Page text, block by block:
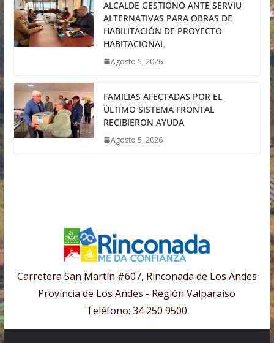
ALCALDE GESTIONÓ ANTE SERVIU
ALTERNATIVAS PARA OBRAS DE
HABILITACIÓN DE PROYECTO
HABITACIONAL
Agosto 5, 2026
FAMILIAS AFECTADAS POR EL
ÚLTIMO SISTEMA FRONTAL
RECIBIERON AYUDA
Agosto 5, 2026
Carretera San Martín #607, Rinconada de Los Andes
Provincia de Los Andes - Región Valparaíso
Teléfono: 34 250 9500